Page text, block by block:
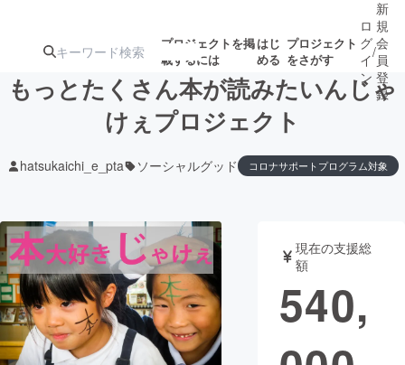
プロジェクトを掲
載するには
はじ
める
プロジェクト
をさがす
ジェクト
ターン
ジェクト
募集終了が近いプ
ロジェクト
もうすぐ公開
されます
アート・写真 音楽
テクノロジー・ガジェット ゲーム・サ
映像・映画
ロ
グ
イ
ン
/
新
規
会
員
登
録
もっとたくさん本が読みたいんじゃ
けぇプロジェクト
hatsukaichi_e_pta ソーシャルグッド コロナサポートプログラム対象
現在の支援総
額
540,